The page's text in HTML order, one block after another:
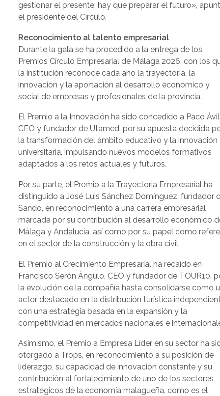
gestionar el presente; hay que preparar el futuro»,
el presidente del Círculo.
Reconocimiento al talento empresarial
Durante la gala se ha procedido a la entrega de los
Premios Círculo Empresarial de Málaga 2026, con los
la institución reconoce cada año la trayectoria, la
innovación y la aportación al desarrollo económico y
social de empresas y profesionales de la provincia.
El Premio a la Innovación ha sido concedido a Paco
CEO y fundador de Utamed, por su apuesta decidida
la transformación del ámbito educativo y la innovación
universitaria, impulsando nuevos modelos formativos
adaptados a los retos actuales y futuros.
Por su parte, el Premio a la Trayectoria Empresarial ha
distinguido a José Luis Sánchez Domínguez, fundador
Sando, en reconocimiento a una carrera empresarial
marcada por su contribución al desarrollo económico
Málaga y Andalucía, así como por su papel como
en el sector de la construcción y la obra civil.
El Premio al Crecimiento Empresarial ha recaído en
Francisco Serón Ángulo, CEO y fundador de TOUR10,
la evolución de la compañía hasta consolidarse como
actor destacado en la distribución turística
con una estrategia basada en la expansión y la
competitividad en mercados nacionales e
Asimismo, el Premio a Empresa Líder en su sector ha
otorgado a Trops, en reconocimiento a su posición de
liderazgo, su capacidad de innovación constante y su
contribución al fortalecimiento de uno de los sectores
estratégicos de la economía malagueña, como es el